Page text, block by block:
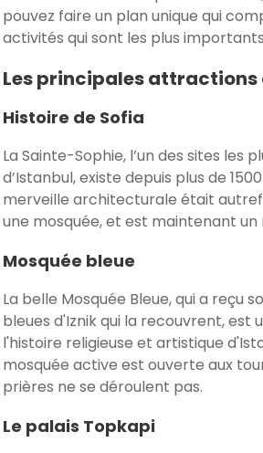
pouvez faire un plan unique qui
activités qui sont les plus
Les principales attractions
Histoire de Sofia
La Sainte-Sophie, l’un des sites les
d’Istanbul, existe depuis plus de
merveille architecturale était
une mosquée, et est maintenant un
Mosquée bleue
La belle Mosquée Bleue, qui a reçu
bleues d'Iznik qui la recouvrent, est
l'histoire religieuse et artistique
mosquée active est ouverte aux
prières ne se déroulent pas.
Le palais Topkapi